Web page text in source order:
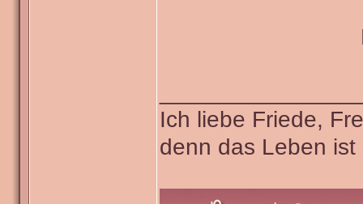
Ich liebe Friede,
denn das Leben